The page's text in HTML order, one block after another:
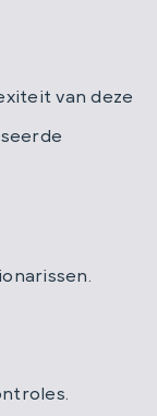
van deze